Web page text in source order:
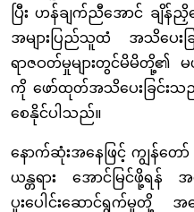
ပြီး ဟန်ချက်ညီအောင် ချိန်
အများပြည်သူထံ အသိပေး
ရာဇဝတ်မှုများတွင်မိမိတို့၏ မ
ကို ဖော်ထုတ်အသိပေးခြင်းသ
စေနိုင်ပါသည်။
နောက်ဆုံးအနေဖြင့် ကျွန်တ
ယန္တရား အောင်မြင်ဖို့ရန်
ပူးပေါင်းဆောင်ရွက်မှုတို့ အ